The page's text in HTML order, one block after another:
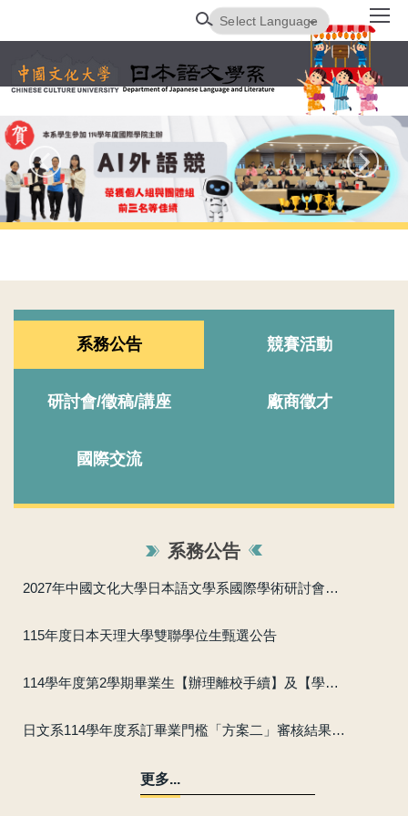
要
容
區
Translate
系務公告 競賽活動
研討會/徵稿/講座 廠商徵才
國際交流
系務公告
2027年中國文化大學日本語文學系國際學術研討會徵稿啟事
115年度日本天理大學雙聯學位生甄選公告
114學年度第2學期畢業生【辦理離校手續】及【學位證書（含數位）領取】公告
日文系114學年度系訂畢業門檻「方案二」審核結果暨替代方案公告
更多...